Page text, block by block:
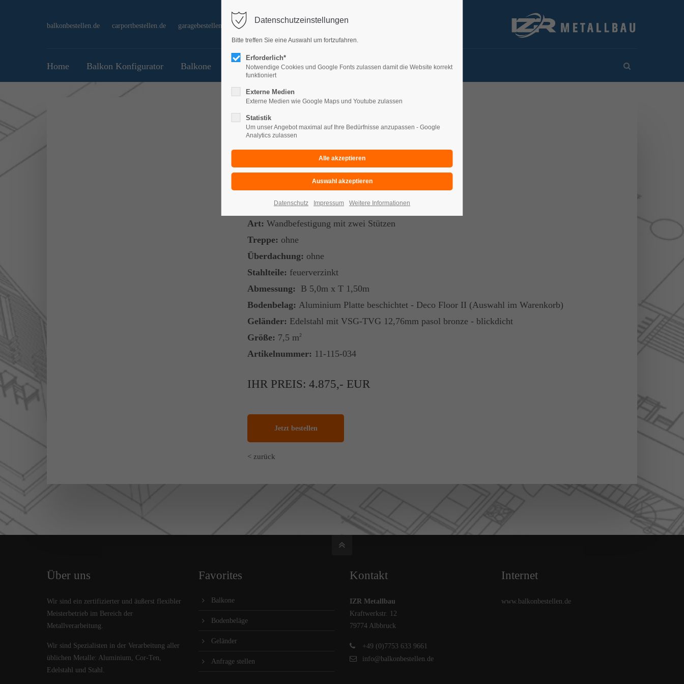
Home Balkon Konfigurator Balkone Über uns Kontakt
balkonbestellen.de carportbestellen.de garagebestellen.de
Balkon Konfigurator
IHRE AUSWAHL
Balkon:einstöckig
Art:Wandbefestigung mit zwei Stützen
Treppe: ohne
Überdachung: ohne
Stahlteile: feuerverzinkt
Abmessung: B 5,0m x T 1,50m
Bodenbelag: Aluminium Platte beschichtet - Deco Floor II (Auswahl im Warenkorb)
Geländer: Edelstahl mit VSG-TVG 12,76mm pasol bronze - blickdicht
Größe: 7,5 m2
Artikelnummer: 11-115-034
IHR PREIS: 4.875,- EUR
Jetzt bestellen
< zurück
Über uns
Wir sind ein zertifizierter und äußerst flexibler
Meisterbetrieb im Bereich der
Metallverarbeitung.
Wir sind Spezialisten in der Verarbeitung aller
üblichen Metalle: Aluminium, Cor-Ten,
Edelstahl und Stahl.
Favorites
Balkone
Bodenbeläge
Geländer
Anfrage stellen
Kontakt
IZR Metallbau
Kraftwerkstr. 12
79774 Albbruck
+49 (0)7753 633 9661
info@balkonbestellen.de
Internet
www.balkonbestellen.de
Datenschutzeinstellungen
Bitte treffen Sie eine Auswahl um fortzufahren.
Erforderlich*
Notwendige Cookies und Google Fonts zulassen damit die Website korrekt
funktioniert
Externe Medien
Externe Medien wie Google Maps und Youtube zulassen
Statistik
Um unser Angebot maximal auf Ihre Bedürfnisse anzupassen - Google
Analytics zulassen
Datenschutz Impressum Weitere Informationen